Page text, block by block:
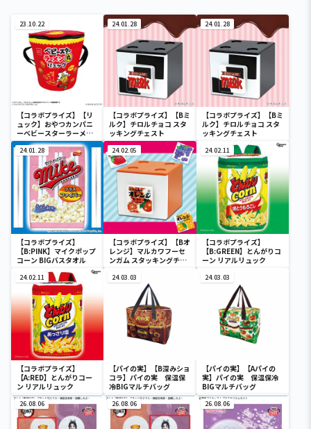
23.10.22
【コラボプライズ】【リ
ュック】おやつカンパニ
ーベビースターラーメン
丸リュック
24.01.28
【コラボプライズ】【Bミ
ルク】チロルチョコ スタ
ッキングチェスト
24.01.28
【コラボプライズ】【Bミ
ルク】チロルチョコ スタ
ッキングチェスト
24.01.28
【コラボプライズ】
【B:PINK】マイクポップ
コーン BIGバスタオル
24.02.05
【コラボプライズ】【Bオ
レンジ】マルカワフーセ
ンガム スタッキングチェ
24.02.11
【コラボプライズ】
【B:GREEN】とんがりコ
ーン リアルリュック
24.02.11
【コラボプライズ】
【A:RED】とんがりコー
ン リアルリュック
24.03.03
【パイの実】【B深みショ
コラ】パイの実 保温保
冷BIGマルチバッグ
24.03.03
【パイの実】【Aパイの
実】パイの実 保温保冷
BIGマルチバッグ
26.08.06 26.08.06 26.08.06